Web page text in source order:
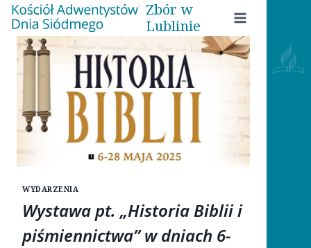
Przejdź
treści
Zbór w
Lublinie
WYDARZENIA
Wystawa pt. „Historia Biblii i
piśmiennictwa” w dniach 6-